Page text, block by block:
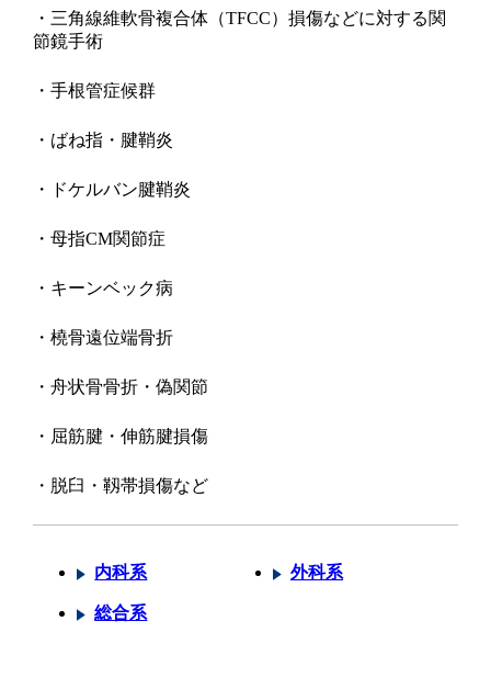
・三角線維軟骨複合体 （TFCC）損傷などに対する関
節鏡手術
・手根管症候群
・ばね指・腱鞘炎
・ドケルバン腱鞘炎
・母指CM関節症
・キーンベック病
・橈骨遠位端骨折
・舟状骨骨折・偽関節
・屈筋腱・伸筋腱損傷
・脱臼・靱帯損傷など
内科系 外科系
総合系